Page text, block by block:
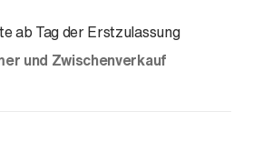
ab Tag der Erstzulassung
und Zwischenverkauf